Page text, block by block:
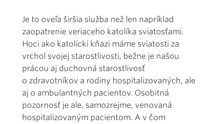
Je to oveľa širšia služba než len napríklad
zaopatrenie veriaceho katolíka sviatosťami.
Hoci ako katolícki kňazi máme sviatosti za
vrchol svojej starostlivosti, bežne je našou
prácou aj duchovná starostlivosť
o zdravotníkov a rodiny hospitalizovaných, ale
aj o ambulantných pacientov. Osobitná
pozornosť je ale, samozrejme, venovaná
hospitalizovaným pacientom. A v čom